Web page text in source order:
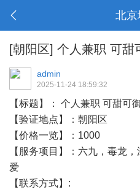
北京
[朝阳区] 个人兼职 可甜
admin
2025-11-24 18:59:32
【标题】： 个人兼职 可甜可
【验证地点】：朝阳区
【价格一览】：1000
【服务项目】：六九，毒龙
爱
【联系方式】: